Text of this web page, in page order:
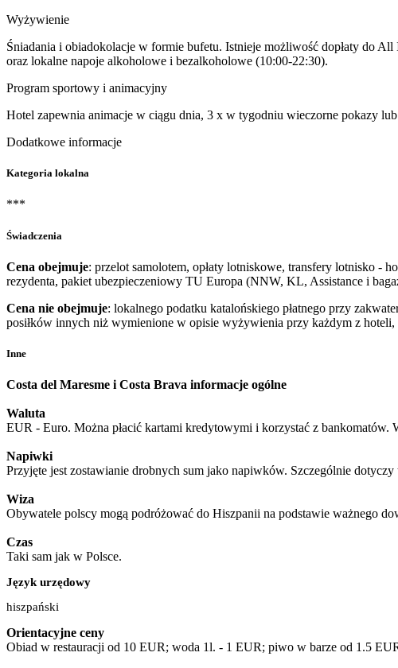
Wyżywienie
Śniadania i obiadokolacje w formie bufetu. Istnieje możliwość dopłaty do
oraz lokalne napoje alkoholowe i bezalkoholowe (10:00-22:30).
Program sportowy i animacyjny
Hotel zapewnia animacje w ciągu dnia, 3 x w tygodniu wieczorne pokazy
Dodatkowe informacje
Kategoria lokalna
***
Świadczenia
Cena obejmuje: przelot samolotem, opłaty lotniskowe, transfery lotnisko -
rezydenta, pakiet ubezpieczeniowy TU Europa (NNW, KL, Assistance i
Cena nie obejmuje: lokalnego podatku katalońskiego płatnego przy
posiłków innych niż wymienione w opisie wyżywienia przy każdym z
Inne
Costa del Maresme i Costa Brava informacje ogólne
Waluta
EUR - Euro. Można płacić kartami kredytowymi i korzystać z
Napiwki
Przyjęte jest zostawianie drobnych sum jako napiwków. Szczególnie
Wiza
Obywatele polscy mogą podróżować do Hiszpanii na podstawie ważnego
Czas
Taki sam jak w Polsce.
Język urzędowy
hiszpański
Orientacyjne ceny
Obiad w restauracji od 10 EUR; woda 1l. - 1 EUR; piwo w barze od 1.5